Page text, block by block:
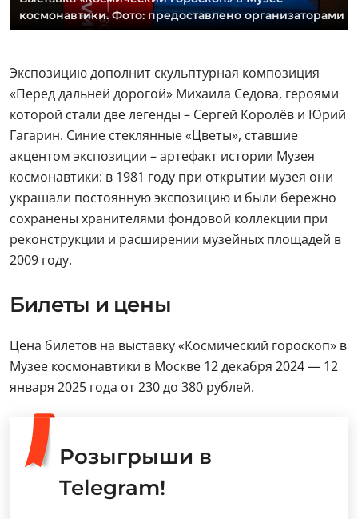
космонавтики. Фото: предоставлено организаторами
Экспозицию дополнит скульптурная композиция
«Перед дальней дорогой» Михаила Седова, героями
которой стали две легенды – Сергей Королёв и Юрий
Гагарин. Синие стеклянные «Цветы», ставшие
акцентом экспозиции – артефакт истории Музея
космонавтики: в 1981 году при открытии музея они
украшали постоянную экспозицию и были бережно
сохранены хранителями фондовой коллекции при
реконструкции и расширении музейных площадей в
2009 году.
Билеты и цены
Цена билетов на выставку «Космический гороскоп» в
Музее космонавтики в Москве 12 декабря 2024 — 12
января 2025 года от 230 до 380 рублей.
Розыгрыши в
Telegram!